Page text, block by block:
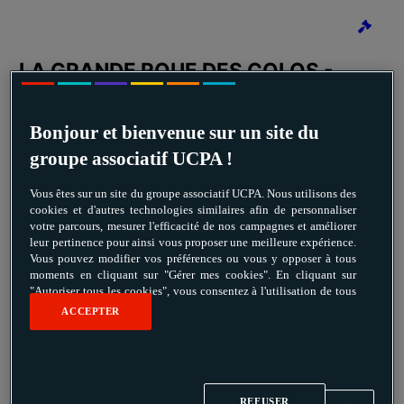
Bonjour et bienvenue sur un site du
groupe associatif UCPA !
Vous êtes sur un site du groupe associatif UCPA. Nous utilisons des
cookies et d'autres technologies similaires afin de personnaliser
votre parcours, mesurer l'efficacité de nos campagnes et améliorer
leur pertinence pour ainsi vous proposer une meilleure expérience.
Vous pouvez modifier vos préférences ou vous y opposer à tous
moments en cliquant sur "Gérer mes cookies". En cliquant sur
"Autoriser tous les cookies", vous consentez à l'utilisation de tous
les cookies.
REFUSER
ACCEPTER